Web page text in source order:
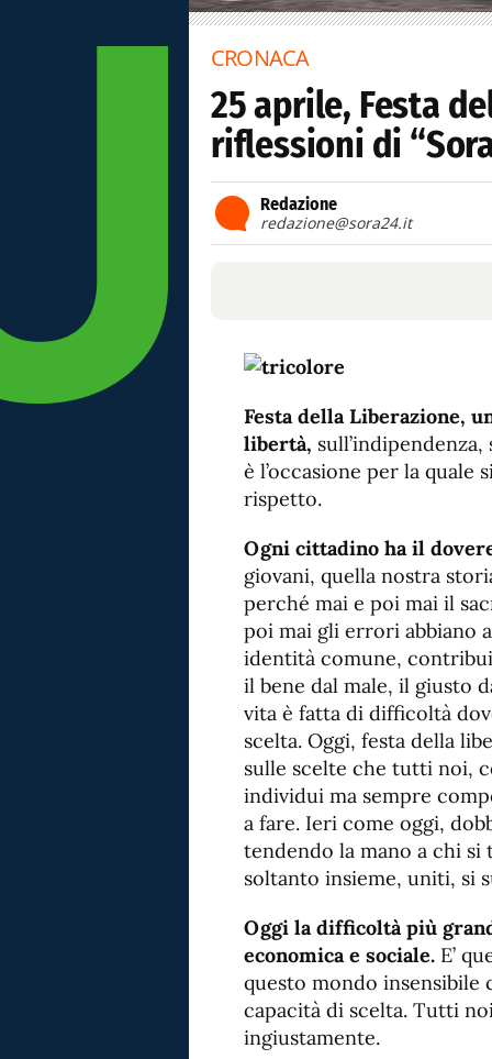
CRONACA
25 aprile, Festa
riflessioni di
Redazione
redazione@sora24.it
Festa della Liberazione,
libertà,
è l’occasione per la
rispetto.
Ogni cittadino ha il
giovani, quella nostra
perché mai e poi mai il
poi mai gli errori abbiano
identità comune,
il bene dal male, il giusto
vita è fatta di difficoltà
scelta. Oggi, festa della
sulle scelte che tutti noi,
individui ma sempre
a fare. Ieri come oggi,
tendendo la mano a chi
soltanto insieme, uniti, si
Oggi la difficoltà più
economica e sociale. E’
questo mondo
capacità di scelta. Tutti
ingiustamente.